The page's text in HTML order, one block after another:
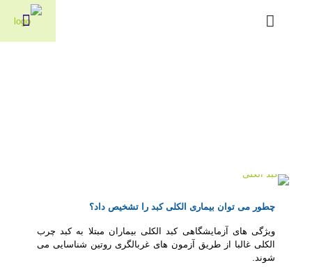
چطور می توان بیماری الکلی کبد را تشخیص داد؟
ویژگی های آزمایشگاهی کبد الکلی بیماران مبتلا به کبد چرب
الکلی غالبا از طریق آزمون های غربالگری روتین شناسایی می
شوند.